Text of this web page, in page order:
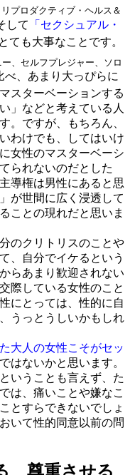
リプロダクティブ・ヘルス＆
して
「セクシュアル・
ても大事なことです。
ー、セルフプレジャー、ソロ
べ、あまり大っぴらに
スターベーションする
」などと考えている人
。ですが、もちろん、
わけでも、してはいけ
女性のマスターベーシ
られないのだとした
導権は男性にあると思
が世間に広く浸透して
ことの現れだと思いま
のクリトリスのことや
、自分でイケるという
らあまり歓迎されない
際している女性のこと
にとっては、性的に自
うっとうしいかもしれ
大人の女性こそがセッ
はないかと思います。
いうことも言えず、た
は、痛いことや嫌なこ
とすらできないでしょ
いて性的同意以前の問